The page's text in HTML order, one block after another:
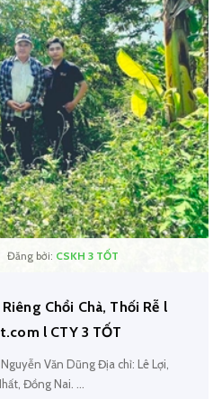
Đăng bởi: CSKH 3 TỐT
Chổi Chà, Thối Rễ l
l CTY 3 TỐT
Văn Dũng Địa chỉ: Lê Lợi,
Đồng Nai. ...